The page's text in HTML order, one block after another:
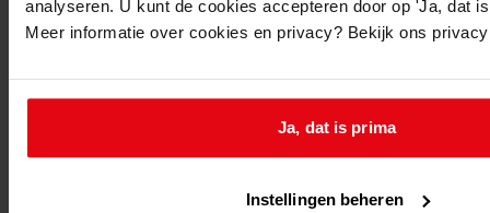
analyseren. U kunt de cookies accepteren door op 'Ja, dat
Meer informatie over cookies en privacy? Bekijk ons
Ja, dat is prima
Instellingen beheren
Toon details van deze beschrijving
1136Bouw bergplaats, 1950
Toon details van deze beschrijving
1137Bouw schuur, 1951
Toon details van deze beschrijving
Toon details van deze beschrijving